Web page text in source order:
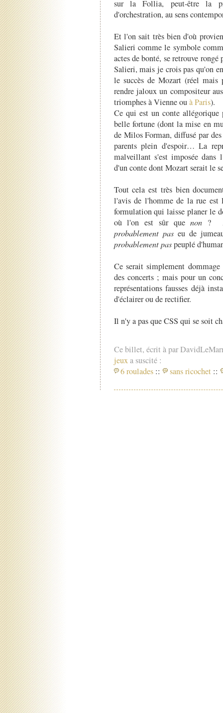
sur la Follia, peut-être la
d'orchestration, au sens
Et l'on sait très bien d'où
Salieri comme le symbole
actes de bonté, se retrouve
Salieri, mais je crois pas qu'on
le succès de Mozart (réel
rendre jaloux un compositeur
triomphes à Vienne ouà Paris).
Ce qui est un conte
belle fortune (dont la mise en
de Milos Forman, diffusé par
parents plein d'espoir… La
malveillant s'est imposée dans
d'un conte dont Mozart serait le
Tout cela est très bien
l'avis de l'homme de la rue
formulation qui laisse planer le
où l'on est sûr quenon ?
probablement paseu de
probablement paspeuplé
Ce serait simplement
des concerts ; mais pour un
représentations fausses déjà
d'éclairer ou de rectifier.
Il n'y a pas que CSS qui se soit
Ce billet, écrit à par
jeuxa suscité :
6 roulades :: sans ricochet ::